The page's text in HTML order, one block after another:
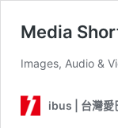
Media
Images, Audio &
ibus | 台灣愛